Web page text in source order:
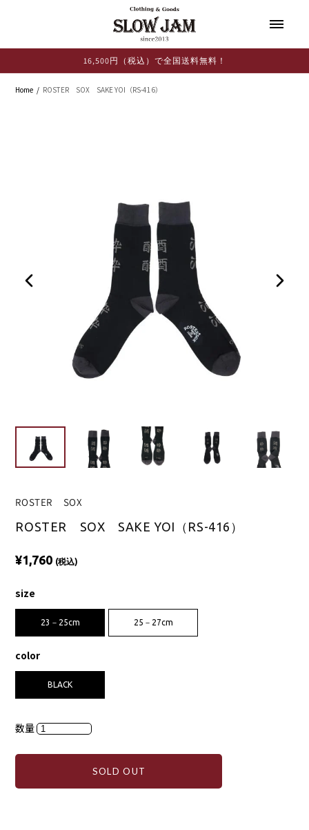
16,500円（税込）で全国送料無料！
Home ROSTER SOX SAKE YOI（RS-416）
ROSTER SOX
ROSTER SOX SAKE YOI（RS-416）
¥1,760 (税込)
size
23－25cm 25－27cm
color
BLACK
数量
SOLD OUT